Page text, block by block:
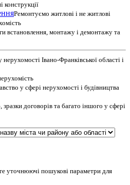
конструкції
Ремонтуємо житлові і не житлові
встановлення, монтажу і демонтажу та
Івано-Франківської області і
у сфері нерухомості і будівництва
зразки договорів та багато іншого у сфері
уточнюючі пошукові параметри для